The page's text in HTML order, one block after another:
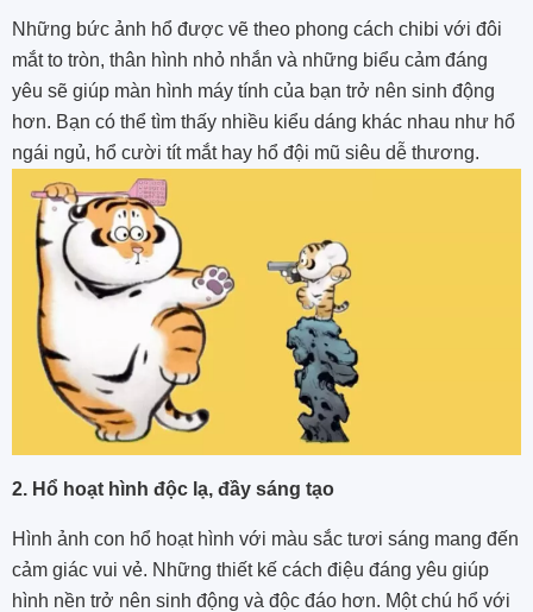
Những bức ảnh hổ được vẽ theo phong cách chibi với đôi
mắt to tròn, thân hình nhỏ nhắn và những biểu cảm đáng
yêu sẽ giúp màn hình máy tính của bạn trở nên sinh động
hơn. Bạn có thể tìm thấy nhiều kiểu dáng khác nhau như hổ
ngái ngủ, hổ cười tít mắt hay hổ đội mũ siêu dễ thương.
2. Hổ hoạt hình độc lạ, đầy sáng tạo
Hình ảnh con hổ hoạt hình với màu sắc tươi sáng mang đến
cảm giác vui vẻ. Những thiết kế cách điệu đáng yêu giúp
hình nền trở nên sinh động và độc đáo hơn. Một chú hổ với